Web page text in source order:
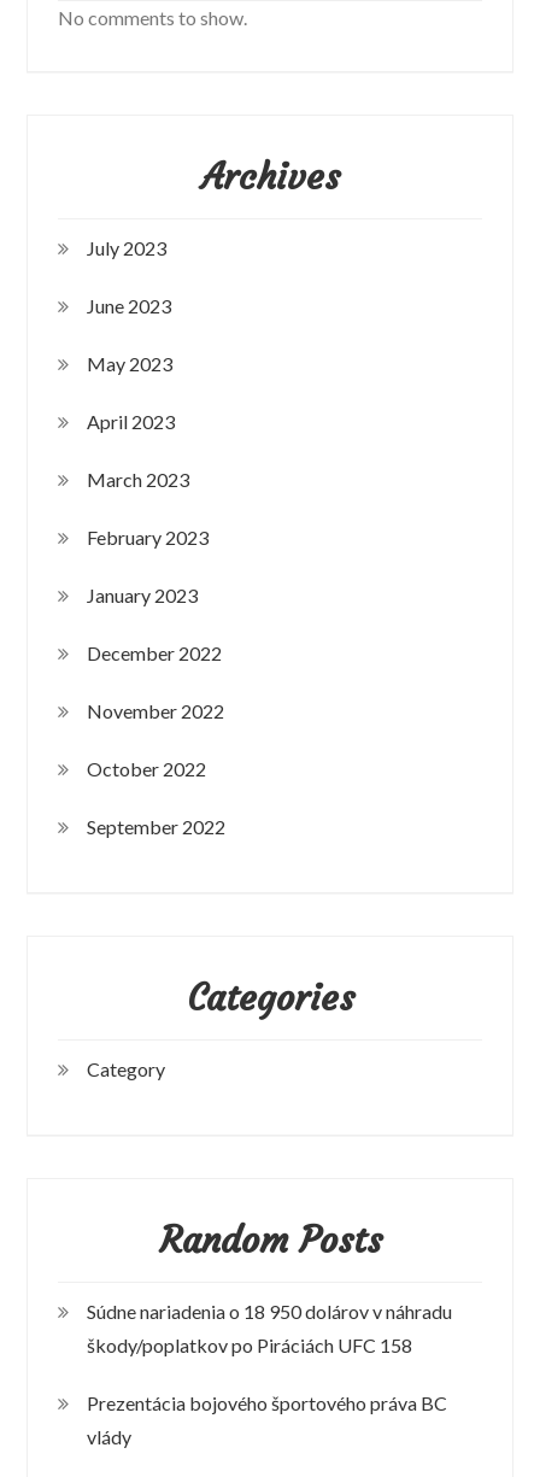
No comments to show.
Archives
July 2023
June 2023
May 2023
April 2023
March 2023
February 2023
January 2023
December 2022
November 2022
October 2022
September 2022
Categories
Category
Random Posts
Súdne nariadenia o 18 950 dolárov v náhradu
škody/poplatkov po Piráciách UFC 158
Prezentácia bojového športového práva BC
vlády